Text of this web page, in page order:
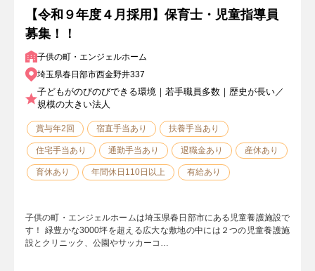
【令和９年度４月採用】保育士・児童指導員
募集！！
子供の町・エンジェルホーム
埼玉県春日部市西金野井337
子どもがのびのびできる環境｜若手職員多数｜歴史が長い／
規模の大きい法人
賞与年2回 宿直手当あり 扶養手当あり
住宅手当あり 通勤手当あり 退職金あり 産休あり
育休あり 年間休日110日以上 有給あり
子供の町・エンジェルホームは埼玉県春日部市にある児童養護施設で
す！ 緑豊かな3000坪を超える広大な敷地の中には２つの児童養護施
設とクリニック、公園やサッカーコ…